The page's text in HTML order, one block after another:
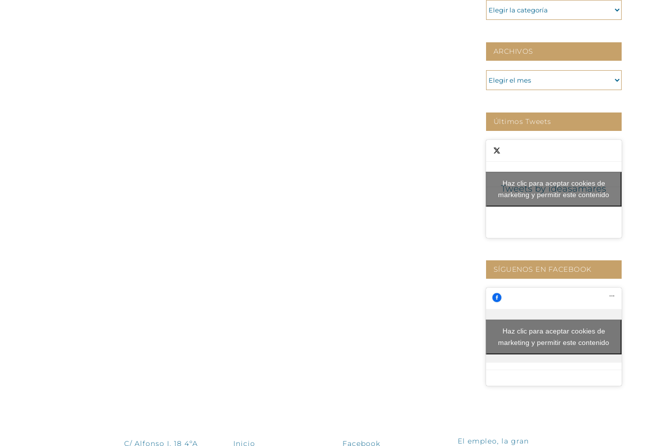
CATEGORIAS
ARCHIVOS
ARCHIVOS
Últimos Tweets
Tweets by ideasamares
Haz clic para aceptar cookies de
marketing y permitir este contenido
SÍGUENOS EN FACEBOOK
Haz clic para aceptar cookies de
marketing y permitir este contenido
C/ Alfonso I, 18 4ºA Inicio Facebook
El empleo, la gran